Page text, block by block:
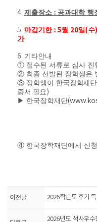
4. 제출장소 : 공과대학 행
5. 마감기한 : 5월 20일 (수
가
6. 기타안내
① 접수된 서류로 심사
② 최종 선발된 장학생은
③ 장학생이 한국장학재
증서 필요 )
▶ 한국장학재단(
④ 한국장학재단에서 신
이전글 2026학년도 후기
2026년도 석사우수